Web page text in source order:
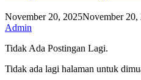
November 20, 2025November 20,
Admin
Tidak Ada Postingan Lagi.
Tidak ada lagi halaman untuk